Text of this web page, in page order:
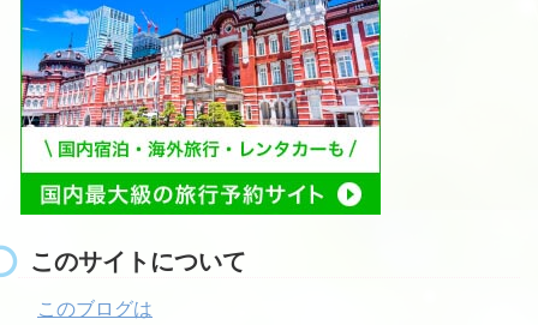
このサイトについて
このブログは